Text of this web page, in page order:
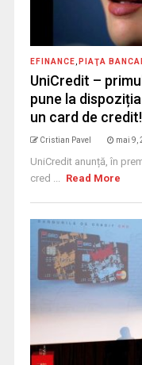
EFINANCE PIAŢA
UniCredit –
pune la
un card de credit!
Cristian Pavel mai 9,
UniCredit anunță, în
cred ... Read More